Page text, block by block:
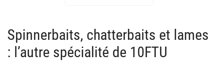
Spinnerbaits, chatterbaits et lames
: l’autre spécialité de 10FTU